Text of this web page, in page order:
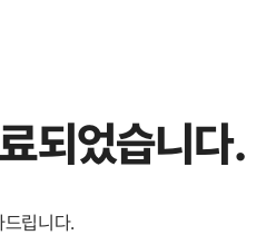
되었습니다.
립니다.